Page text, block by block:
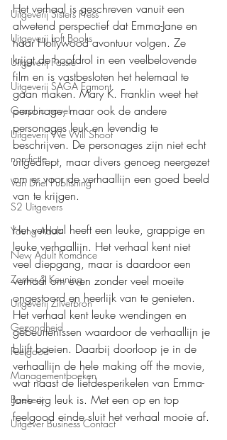
Uitgeverij Sisters Press
Uitgeverij Loft Books
Uitgeverij Passie
Uitgeverij SAGA Egmont
Graphic novel
Uitgeverij We Will Shoot
non-fictie
Van Driel Publishing
S2 Uitgevers
Young Adult
New Adult Romance
Zomer & Keuning
Uitgeverij Zilverbron
Gezondheid
Feelgood
Managementboeken
Boekerij
Uitgever Business Contact
Het verhaal is geschreven vanuit een
alwetend perspectief dat Emma-Jane en
haar Hollywood avontuur volgen. Ze
krijgt de hoofdrol in een veelbelovende
film en is vastbesloten het helemaal te
gaan maken. Mary K. Franklin weet het
personage, maar ook de andere
personages leuk en levendig te
beschrijven. De personages zijn niet echt
uitgediept, maar divers genoeg neergezet
om er voor de verhaallijn een goed beeld
van te krijgen.
Het verhaal heeft een leuke, grappige en
leuke verhaallijn. Het verhaal kent niet
veel diepgang, maar is daardoor een
verhaal om even zonder veel moeite
ongestoord en heerlijk van te genieten.
Het verhaal kent leuke wendingen en
gebeurtenissen waardoor de verhaallijn je
blijft boeien. Daarbij doorloop je in de
verhaallijn de hele making off the movie,
wat naast de liefdesperikelen van Emma-
Jane erg leuk is. Met een op en top
feelgood einde sluit het verhaal mooie af.